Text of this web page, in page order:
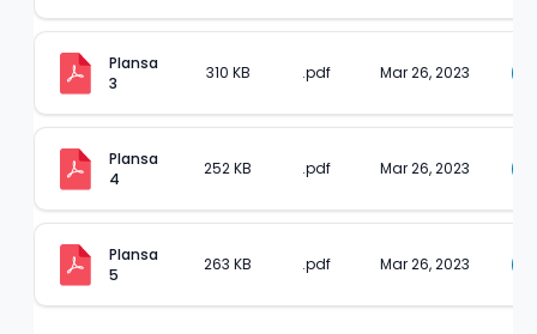
Plansa
3
310 KB .pdf Mar 26, 2023
Plansa
4
252 KB .pdf Mar 26, 2023
Plansa
5
263 KB .pdf Mar 26, 2023